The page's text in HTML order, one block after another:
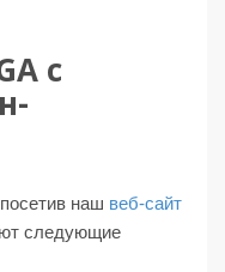
с
наш веб-сайт
следующие